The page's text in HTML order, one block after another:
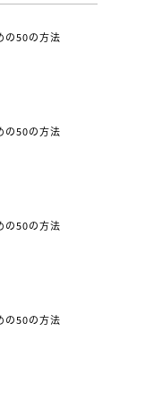
の50の方法
の50の方法
の50の方法
の50の方法